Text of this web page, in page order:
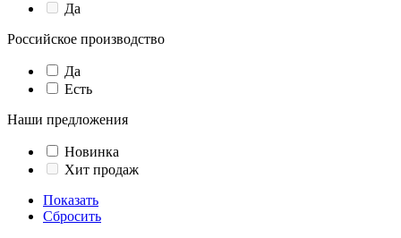
Да
Российское производство
Да
Есть
Наши предложения
Новинка
Хит продаж
Показать
Сбросить